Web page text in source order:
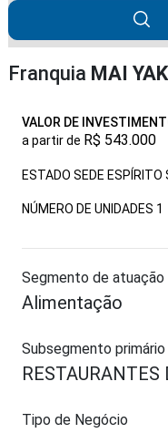
Franquia MAI
VALOR DE
a partir de R$ 543.000
ESTADO SEDE ESPÍRITO
NÚMERO DE UNIDADES 1
Segmento de atuação
Alimentação
Subsegmento primário
RESTAURANTES
Tipo de Negócio